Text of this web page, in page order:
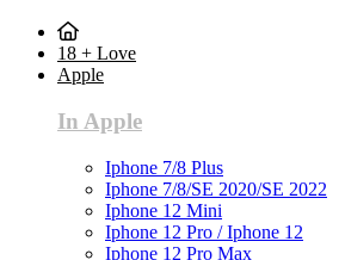
18 + Love
Apple
In Apple
Iphone 7/8 Plus
Iphone 7/8/SE 2020/SE 2022
Iphone 12 Mini
Iphone 12 Pro / Iphone 12
Iphone 12 Pro Max